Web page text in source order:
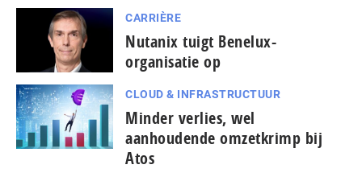
CARRIÈRE
Nutanix tuigt Benelux-
organisatie op
CLOUD & INFRASTRUCTUUR
Minder verlies, wel
aanhoudende omzetkrimp bij
Atos